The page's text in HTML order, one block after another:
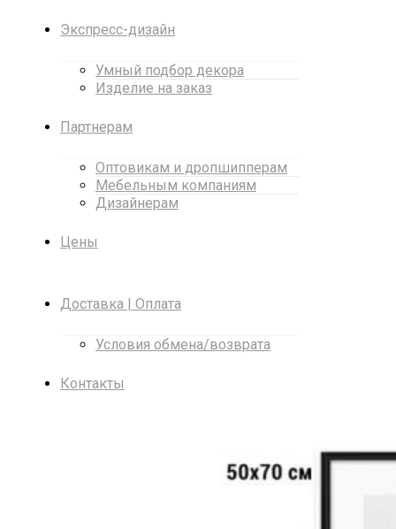
Экспресс-дизайн
Умный подбор декора
Изделие на заказ
Партнерам
Оптовикам и дропшипперам
Мебельным компаниям
Дизайнерам
Цены
Доставка | Оплата
Условия обмена/возврата
Контакты